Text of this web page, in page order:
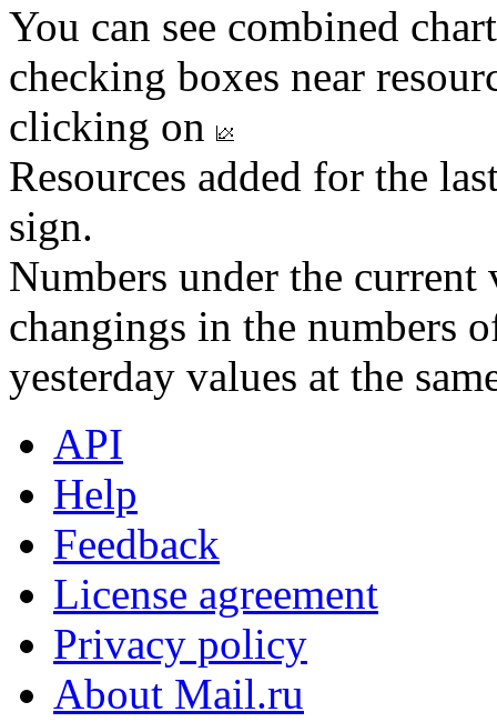
You can see combined
checking boxes near
clicking on
Resources added for the
sign.
Numbers under the
changings in the numbers
yesterday values at the
API
Help
Feedback
License agreement
Privacy policy
About Mail.ru